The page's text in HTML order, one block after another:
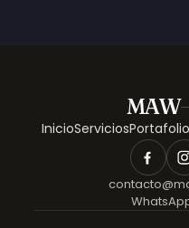
MAW
InicioServiciosPortafolio